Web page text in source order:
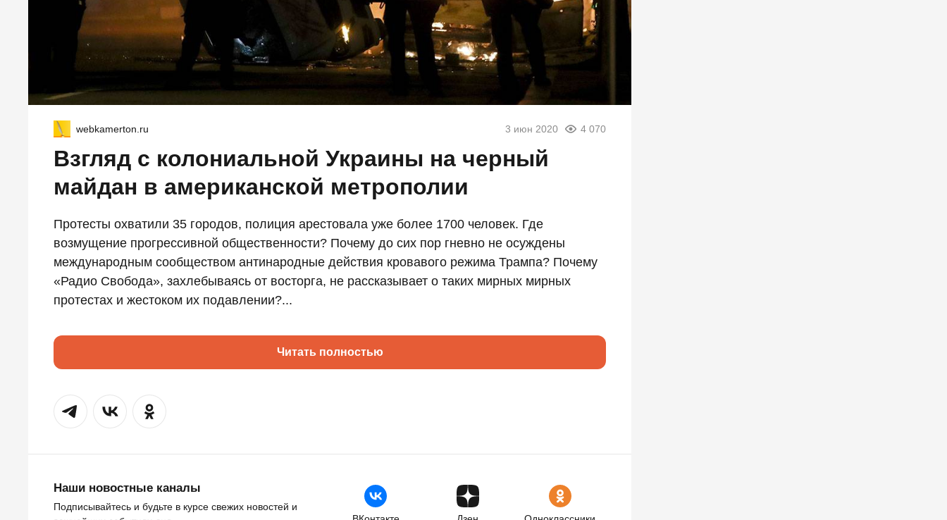
webkamerton.ru 3 июн 2020 4 070
Взгляд с колониальной Украины на черный
майдан в американской метрополии
Протесты охватили 35 городов, полиция арестовала уже более 1700 человек. Где
возмущение прогрессивной общественности? Почему до сих пор гневно не осуждены
международным сообществом антинародные действия кровавого режима Трампа? Почему
«Радио Свобода», захлебываясь от восторга, не рассказывает о таких мирных мирных
протестах и жестоком их подавлении?...
Читать полностью
Наши новостные каналы
Подписывайтесь и будьте в курсе свежих новостей и